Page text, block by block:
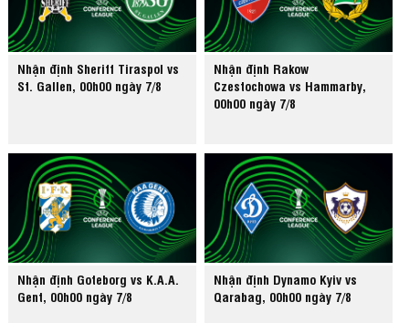
Nhận định Sheriff Tiraspol vs
St. Gallen, 00h00 ngày 7/8
Nhận định Rakow
Czestochowa vs Hammarby,
00h00 ngày 7/8
Nhận định Goteborg vs K.A.A.
Gent, 00h00 ngày 7/8
Nhận định Dynamo Kyiv vs
Qarabag, 00h00 ngày 7/8